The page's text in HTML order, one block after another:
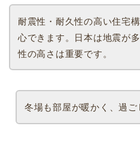
耐震性・耐久性の高い住宅
心できます。日本は地震が
性の高さは重要です。
冬場も部屋が暖かく、過ご